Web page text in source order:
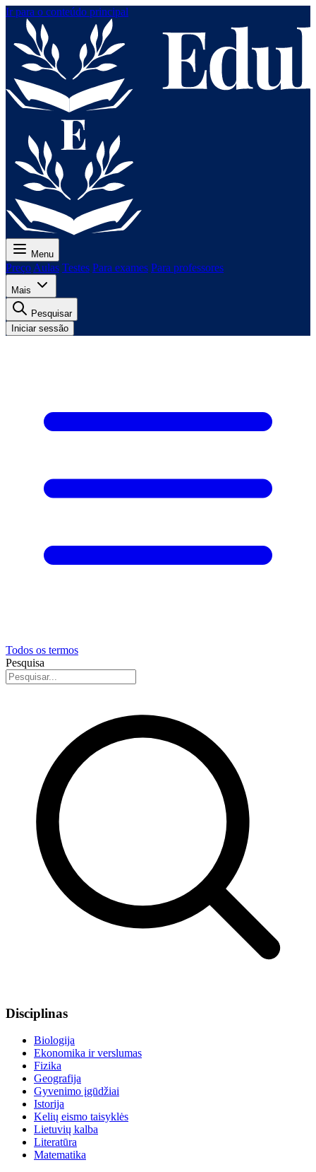
Ir para o conteúdo principal
Menu
Preço Aulas Testes Para exames Para professores
Mais
Pesquisar
Iniciar sessão
Todos os termos
Pesquisa
Disciplinas
Biologija
Ekonomika ir verslumas
Fizika
Geografija
Gyvenimo įgūdžiai
Istorija
Kelių eismo taisyklės
Lietuvių kalba
Literatūra
Matematika